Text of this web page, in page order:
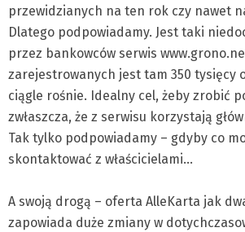
przewidzianych na ten rok czy nawet
Dlatego podpowiadamy. Jest taki
przez bankowców serwis
zarejestrowanych jest tam 350 tysięcy
ciągle rośnie. Idealny cel, żeby zrobić
zwłaszcza, że z serwisu korzystają
Tak tylko podpowiadamy – gdyby co
skontaktować z właścicielami…
A swoją drogą – oferta AlleKarta jak
zapowiada duże zmiany w